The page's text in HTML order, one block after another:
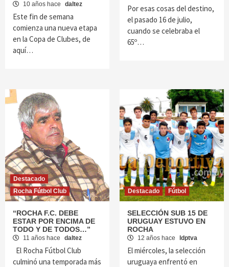
10 años hace daltez
Este fin de semana
comienza una nueva etapa
en la Copa de Clubes, de
aquí…
Por esas cosas del destino,
el pasado 16 de julio,
cuando se celebraba el
65º…
Destacado
Rocha Fútbol Club
“ROCHA F.C. DEBE
ESTAR POR ENCIMA DE
TODO Y DE TODOS…”
11 años hace daltez
El Rocha Fútbol Club
culminó una temporada más
Destacado Fútbol
SELECCIÓN SUB 15 DE
URUGUAY ESTUVO EN
ROCHA
12 años hace ldptva
El miércoles, la selección
uruguaya enfrentó en